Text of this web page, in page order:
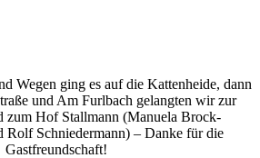
Wegen ging es auf die Kattenheide, dann
und Am Furlbach gelangten wir zur
zum Hof Stallmann (Manuela Brock-
Rolf Schniedermann) – Danke für die
Gastfreundschaft!